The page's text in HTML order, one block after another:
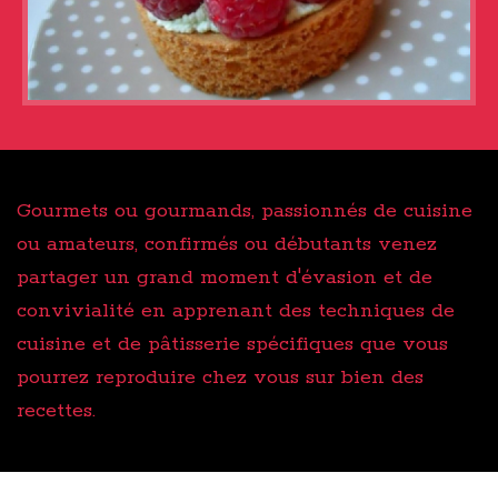
Gourmets ou gourmands, passionnés de cuisine
ou amateurs, confirmés ou débutants venez
partager un grand moment d'évasion et de
convivialité en apprenant des techniques de
cuisine et de pâtisserie spécifiques que vous
pourrez reproduire chez vous sur bien des
recettes.